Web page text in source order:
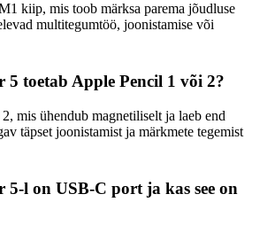
kiip, mis toob märksa parema jõudluse
multitegumtöö, joonistamise või
5 toetab Apple Pencil 1 või 2?
mis ühendub magnetiliselt ja laeb end
täpset joonistamist ja märkmete tegemist
5-l on USB-C port ja kas see on